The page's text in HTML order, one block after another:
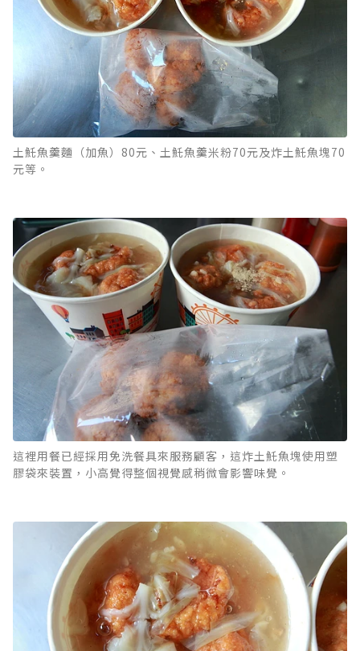
土魠魚羹麵（加魚）80元、土魠魚羹米粉70元及炸土魠魚塊70
元等。
這裡用餐已經採用免洗餐具來服務顧客，這炸土魠魚塊使用塑
膠袋來裝置，小高覺得整個視覺感稍微會影響味覺。